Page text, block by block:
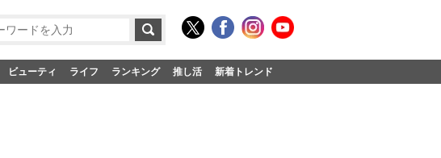
ビューティ ライフ ランキング 推し活 新着トレンド